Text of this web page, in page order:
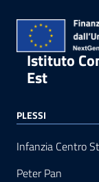
Istituto
Est
PLESSI
Infanzia Centro
Peter Pan